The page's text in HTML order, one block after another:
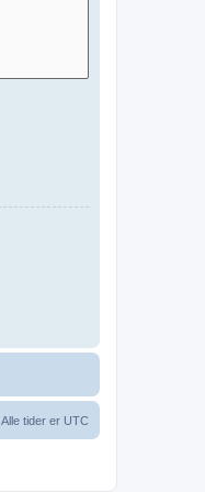
Alle tider er UTC